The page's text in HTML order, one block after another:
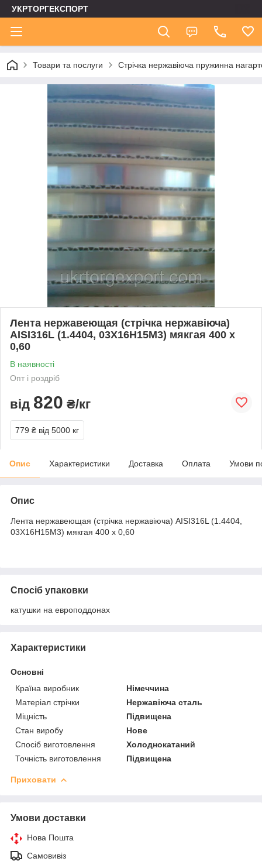
УКРТОРГЕКСПОРТ
Товари та послуги Стрічка нержавіюча пружинна
Лента нержавеющая (стрічка нержавіюча)
AISI316L (1.4404, 03Х16Н15М3) мякгая 400 х
0,60
В наявності
Опт і роздріб
від 820 ₴/кг
779 ₴ від 5000 кг
Опис Характеристики Доставка Оплата Умови
Опис
Лента нержавеющая (стрічка нержавіюча) AISI316L (1.4404,
03Х16Н15М3) мякгая 400 х 0,60
Спосіб упаковки
катушки на европоддонах
Характеристики
Основні
Країна виробник
Німеччина
Матеріал стрічки
Нержавіюча сталь
Міцність
Підвищена
Стан виробу
Нове
Спосіб виготовлення
Холоднокатаний
Точність виготовлення
Підвищена
Приховати
Умови доставки
Нова Пошта
Самовивіз